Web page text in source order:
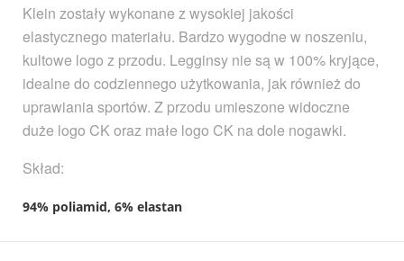
Klein zostały wykonane z wysokiej jakości
elastycznego materiału. Bardzo wygodne w noszeniu,
kultowe logo z przodu. Legginsy nie są w 100% kryjące,
idealne do codziennego użytkowania, jak również do
uprawiania sportów. Z przodu umieszone widoczne
duże logo CK oraz małe logo CK na dole nogawki.
Skład:
94% poliamid, 6% elastan